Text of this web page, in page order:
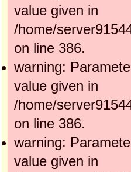
value given in
/home/
on line 386.
warning:
value given in
/home/
on line 386.
warning:
value given in